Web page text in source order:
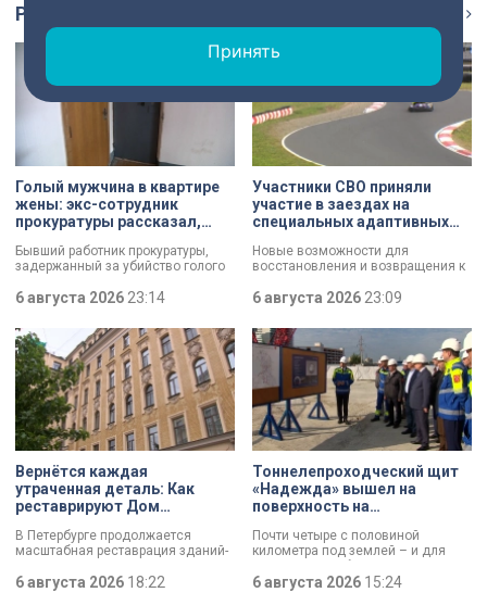
Репортаж
Голый мужчина в квартире
жены: экс-сотрудник
прокуратуры рассказал,
Бывший работник прокуратуры,
задержанный за убийство голого
которые толкнули его на страшное
преступление. Два года назад он
вынес мертвеца из дома на улице
Луначарского, выдавая
бездыханного мужчину за
изрядно перебравшего приятеля.
6 августа 2026 23:14
Участники СВО приняли
участие в заездах на
специальных адаптивных
Новые возможности для
восстановления и возвращения к
фонда «СВОй дом» в Петербурге
встретились с участниками
специальной военной операции,
которые сейчас проходят курс
реабилитации. Главным событием
дня стали заезды на специальных
адаптивных карт-машинах, где
ветераны смогли лично
протестировать технику и
почувствовать скорость.
6 августа 2026 23:09
Вернётся каждая
утраченная деталь: Как
реставрируют Дом
Святого Николая на улице
Марата
В Петербурге продолжается
масштабная реставрация зданий-
губернаторской программы.
Специалисты обновляют не
6 августа 2026 18:22
Тоннелепроходческий щит
«Надежда» вышел на
поверхность на
Почти четыре с половиной
километра под землей – и для
«Надежды» забрезжил свет:
проходческий щит вышел на
поверхность. О ходе работ у
6 августа 2026 15:24
Принять